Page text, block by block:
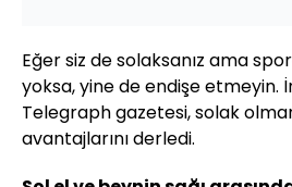
Eğer siz de solaksanız ama
yoksa, yine de endişe etmeyin.
Telegraph gazetesi, solak
avantajlarını derledi.